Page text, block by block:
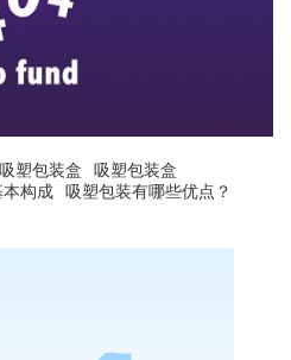
吸塑包装盒
吸塑包装盒
构成 吸塑包装有哪些优点？